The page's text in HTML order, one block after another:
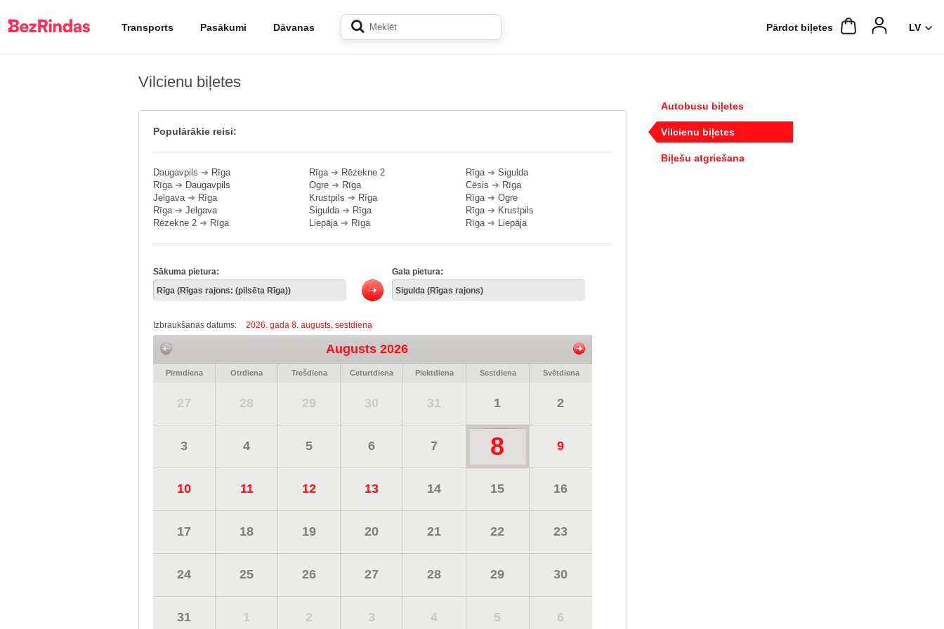
Transports Pasākumi Dāvanas Pārdot biļetes
Vilcienu biļetes
Populārākie reisi:
Daugavpils ➔ Rīga
Rīga➔ Daugavpils
Jelgava➔ Rīga
Rīga➔ Jelgava
Rēzekne 2 ➔ Rīga
Rīga➔ Rēzekne 2
Ogre ➔ Rīga
Krustpils ➔ Rīga
Sigulda➔ Rīga
Liepāja➔ Rīga
Rīga➔ Sigulda
Cēsis ➔ Rīga
Rīga➔ Ogre
Rīga➔ Krustpils
Rīga➔ Liepāja
Sākuma pietura: Gala pietura:
Izbraukšanas datums: 2026. gada 8. augusts, sestdiena
Augusts 2026
Pirmdiena Otrdiena Trešdiena Ceturtdiena Piektdiena Sestdiena Svētdiena
27 28 29 30 31 1 2
3 4 5 6 7 8 9
10 11 12 13 14 15 16
17 18 19 20 21 22 23
24 25 26 27 28 29 30
31 1 2 3 4 5 6
Autobusu biļetes
Vilcienu biļetes
Biļešu atgriešana